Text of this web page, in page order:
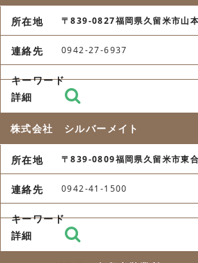
〒839-0827福岡県久留米市山
0942-27-6937
株式会社 シルバーメイト
〒839-0809福岡県久留米市東
0942-41-1500